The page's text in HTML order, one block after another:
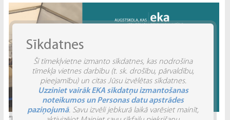
“INVENTIO 2026” ATSKATS
Sīkdatnes
Šī tīmekļvietne izmanto sīkdatnes, kas nodrošina
tīmekļa vietnes darbību (t. sk. drošību, pārvaldību,
pieejamību) un citas Jūsu izvēlētas sīkdatnes.
Uzziniet vairāk EKA sīkdatņu izmantošanas
noteikumos un Personas datu apstrādes
paziņojumā. Savu izvēli jebkurā laikā varēsiet mainīt,